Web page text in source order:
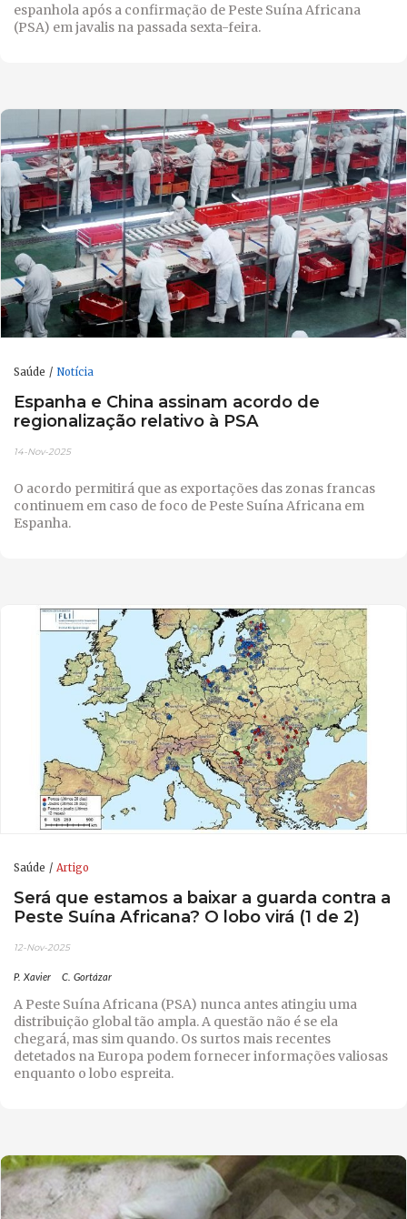
espanhola após a confirmação de Peste Suína Africana
(PSA) em javalis na passada sexta-feira.
Saúde Notícia
Espanha e China assinam acordo de
regionalização relativo à PSA
14-Nov-2025
O acordo permitirá que as exportações das zonas francas
continuem em caso de foco de Peste Suína Africana em
Espanha.
Saúde Artigo
Será que estamos a baixar a guarda contra a
Peste Suína Africana? O lobo virá (1 de 2)
12-Nov-2025
P. Xavier C. Gortázar
A Peste Suína Africana (PSA) nunca antes atingiu uma
distribuição global tão ampla. A questão não é se ela
chegará, mas sim quando. Os surtos mais recentes
detetados na Europa podem fornecer informações valiosas
enquanto o lobo espreita.